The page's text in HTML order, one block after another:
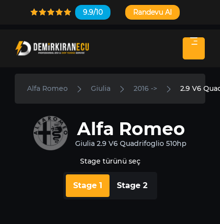
9.9/10 Randevu Al
Alfa Romeo Giulia 2016 -> 2.9 V6
Alfa Romeo
Giulia 2.9 V6 Quadrifoglio 510hp
Stage türünü seç
Stage 1 Stage 2